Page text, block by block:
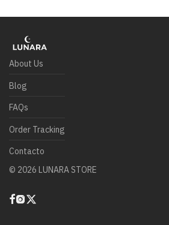
About Us
Blog
FAQs
Order Tracking
Contacto
© 2026 LUNARA STORE